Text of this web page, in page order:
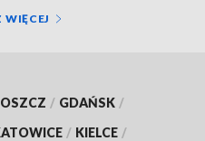
/ GDAŃSK /
/ KIELCE /